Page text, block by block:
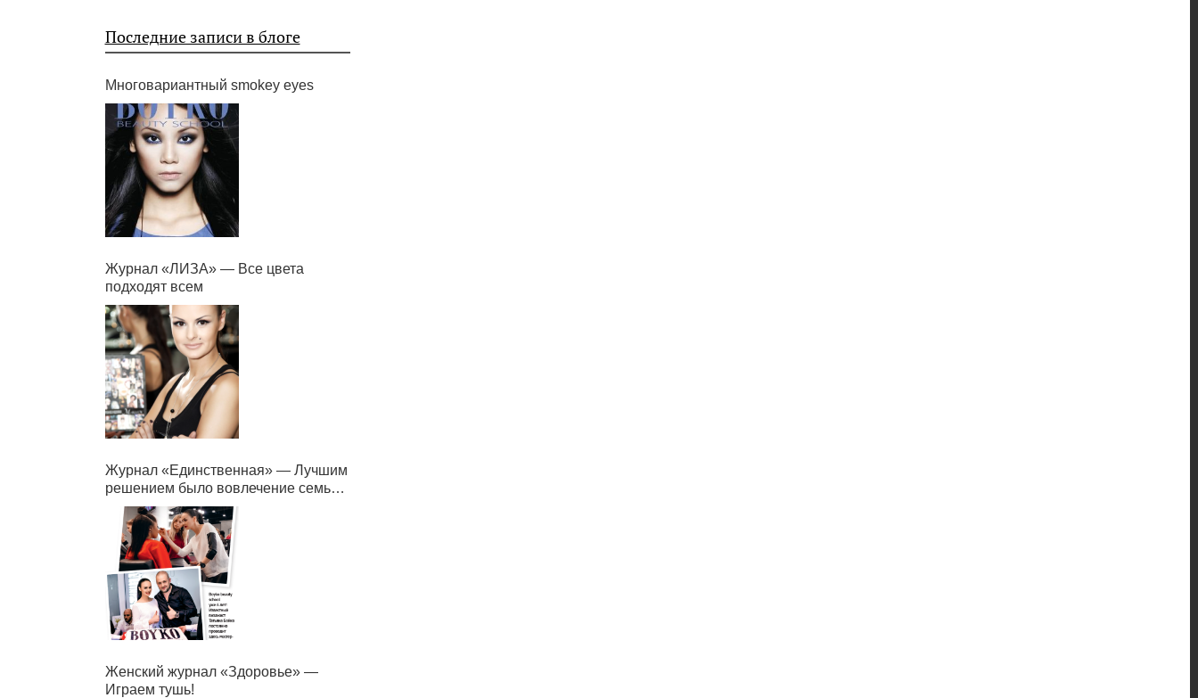
Последние записи в блоге
Многовариантный smokey eyes
Журнал «ЛИЗА» — Все цвета
подходят всем
Журнал «Единственная» — Лучшим
решением было вовлечение семьи в
бизнес.
Женский журнал «Здоровье» —
Играем тушь!